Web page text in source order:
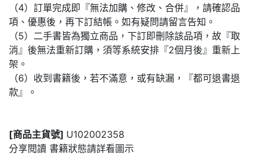
（4）訂單完成即『無法加購、修改、合併』，請確認品
項、優惠後，再下訂結帳。如有疑問請留言告知。
（5）二手書皆為獨立商品，下訂即刪除該品項，故『取
消』後無法重新訂購，須等系統安排『2個月後』重新上
架。
（6）收到書籍後，若不滿意，或有缺漏，『都可退書退
款』。
[商品主貨號] U102002358
分享閱讀 書籍狀態請詳看圖示